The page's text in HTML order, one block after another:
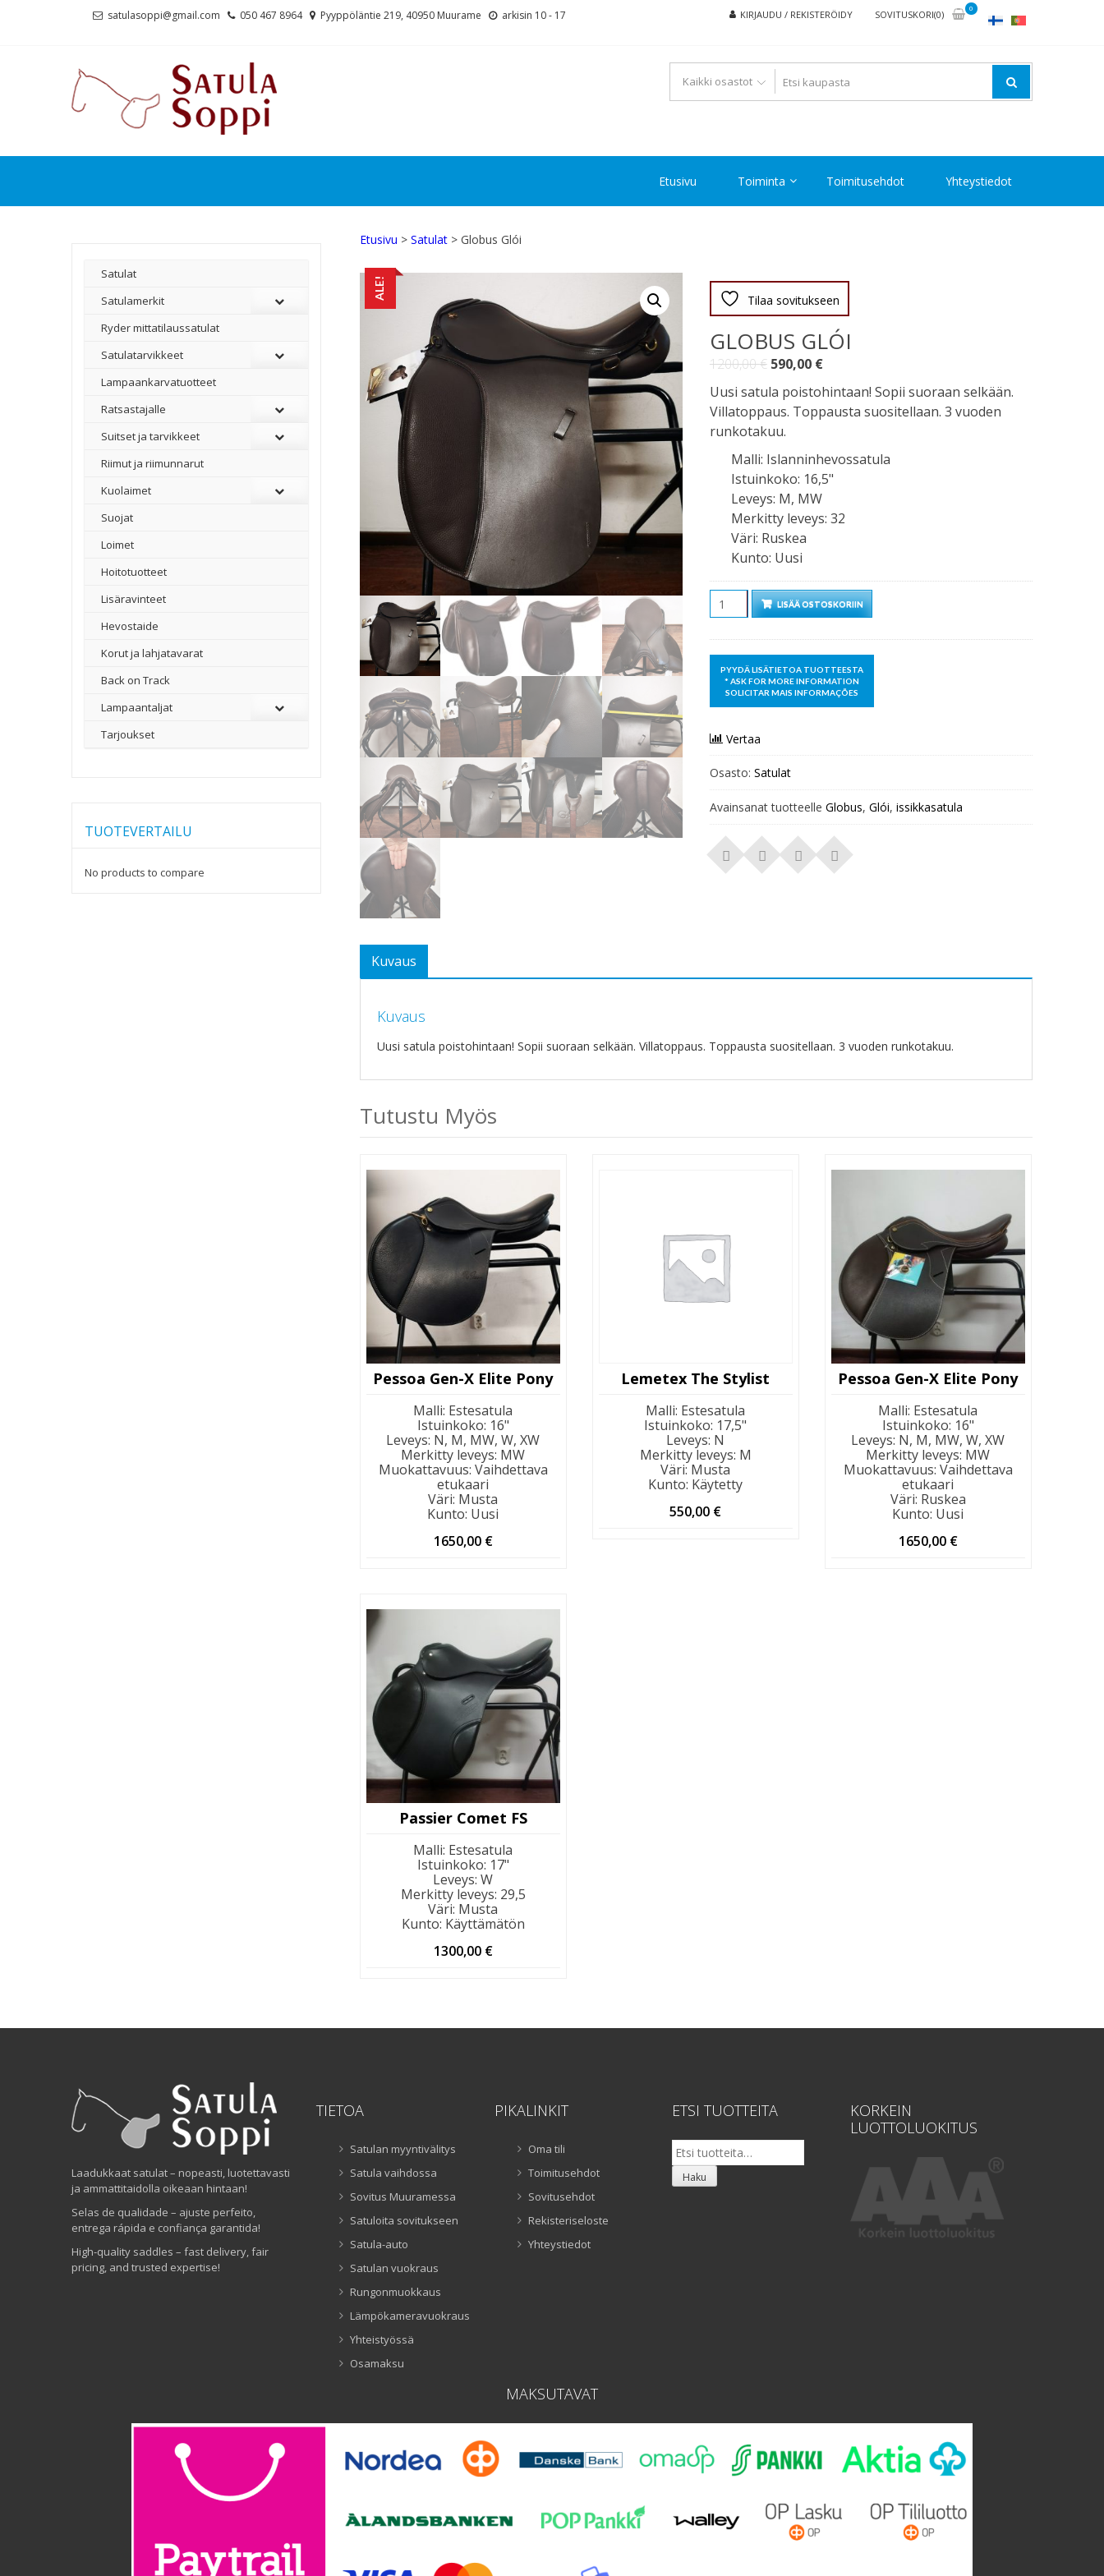
satulasoppi@gmail.com 050 467 8964 Pyyppöläntie 219, 40950 Muurame arkisin 10 - 17 KIRJAUDU / REKISTERÖIDY SOVITUSKORI(0)
0
Etusivu Toiminta Toimitusehdot Yhteystiedot
Etusivu > Satulat > Globus Glói
ALE! Tilaa sovitukseen
GLOBUS GLÓI
1200,00€ Alkuperäinen
hinta
oli:
1200,00 €.
590,00 €Nykyinen
hinta
on:
590,00 €.
Uusi satula poistohintaan! Sopii suoraan selkään.
Villatoppaus. Toppausta suositellaan. 3 vuoden
runkotakuu.
Malli: Islanninhevossatula
Istuinkoko: 16,5"
Leveys: M, MW
Merkitty leveys: 32
Väri: Ruskea
Kunto: Uusi
Määrä LISÄÄ OSTOSKORIIN
Vertaa
Osasto: Satulat
Avainsanat tuotteelle Globus, Glói, issikkasatula
Kuvaus
Kuvaus
Uusi satula poistohintaan! Sopii suoraan selkään. Villatoppaus. Toppausta suositellaan. 3 vuoden runkotakuu.
Tutustu Myös
Pessoa Gen-X Elite Pony
Malli: Estesatula
Istuinkoko: 16"
Leveys: N, M, MW, W, XW
Merkitty leveys: MW
Muokattavuus: Vaihdettava
etukaari
Väri: Musta
Kunto: Uusi
1650,00 €
Lemetex The Stylist
Malli: Estesatula
Istuinkoko: 17,5"
Leveys: N
Merkitty leveys: M
Väri: Musta
Kunto: Käytetty
550,00 €
Pessoa Gen-X Elite Pony
Malli: Estesatula
Istuinkoko: 16"
Leveys: N, M, MW, W, XW
Merkitty leveys: MW
Muokattavuus: Vaihdettava
etukaari
Väri: Ruskea
Kunto: Uusi
1650,00 €
Passier Comet FS
Malli: Estesatula
Istuinkoko: 17"
Leveys:W
Merkitty leveys: 29,5
Väri: Musta
Kunto: Käyttämätön
1300,00 €
Satulat
Satulamerkit
Ryder mittatilaussatulat
Satulatarvikkeet
–
Lampaankarvatuotteet
Ratsastajalle
Suitset ja tarvikkeet
Riimut ja riimunnarut
Kuolaimet
Suojat
Loimet
Hoitotuotteet
Lisäravinteet
Hevostaide
Korut ja lahjatavarat
Back on Track
Lampaantaljat
Tarjoukset
TUOTEVERTAILU
No products to compare
Laadukkaat satulat – nopeasti, luotettavasti
ja ammattitaidolla oikeaan hintaan!
Selas de qualidade – ajuste perfeito,
entrega rápida e confiança garantida!
High-quality saddles – fast delivery, fair
pricing, and trusted expertise!
TIETOA
Satulan myyntivälitys
Satula vaihdossa
Sovitus Muuramessa
Satuloita sovitukseen
Satula-auto
Satulan vuokraus
Rungonmuokkaus
Lämpökameravuokraus
Yhteistyössä
Osamaksu
PIKALINKIT
Oma tili
Toimitusehdot
Sovitusehdot
Rekisteriseloste
Yhteystiedot
ETSI TUOTTEITA
Etsi:
Haku
KORKEIN
LUOTTOLUOKITUS
MAKSUTAVAT